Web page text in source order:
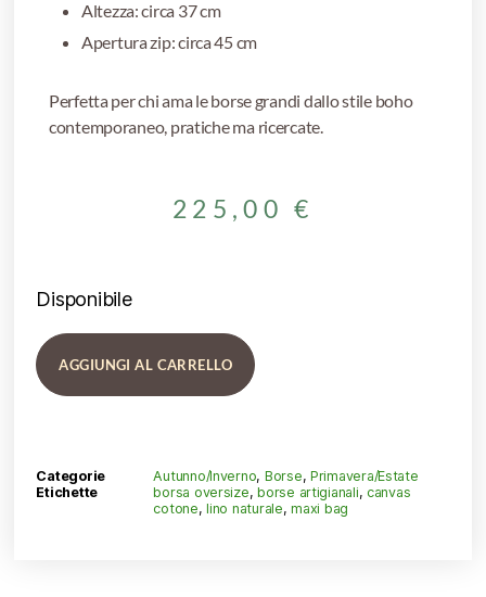
Altezza: circa 37 cm
Apertura zip: circa 45 cm
Perfetta per chi ama le borse grandi dallo stile boho
contemporaneo, pratiche ma ricercate.
225,00 €
Disponibile
AGGIUNGI AL CARRELLO
Categorie Autunno/Inverno, Borse, Primavera/Estate
Etichette
borsa oversize,borse artigianali, canvas
cotone,lino naturale,maxi bag